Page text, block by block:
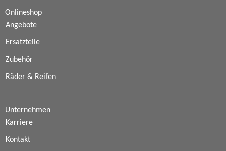
Onlineshop
Angebote
Ersatzteile
Zubehör
Räder & Reifen
Unternehmen
Karriere
Kontakt